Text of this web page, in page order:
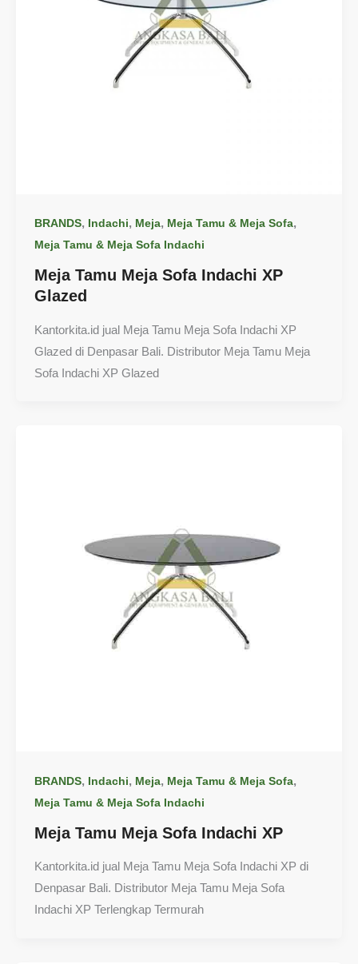
BRANDS, Indachi, Meja, Meja Tamu & Meja Sofa,
Meja Tamu & Meja Sofa Indachi
Meja Tamu Meja Sofa Indachi XP
Glazed
Kantorkita.id jual Meja Tamu Meja Sofa Indachi XP
Glazed di Denpasar Bali. Distributor Meja Tamu Meja
Sofa Indachi XP Glazed
BRANDS, Indachi, Meja, Meja Tamu & Meja Sofa,
Meja Tamu & Meja Sofa Indachi
Meja Tamu Meja Sofa Indachi XP
Kantorkita.id jual Meja Tamu Meja Sofa Indachi XP di
Denpasar Bali. Distributor Meja Tamu Meja Sofa
Indachi XP Terlengkap Termurah